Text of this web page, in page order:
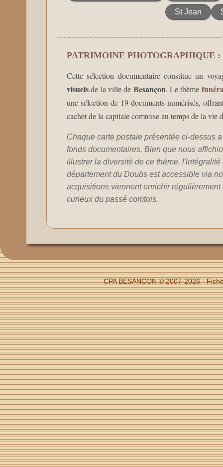
St Jean
PATRIMOINE PHOTOGRAPHIQUE
Cette sélection documentaire constitue un
visuelsde la ville de Besançon. Le thème
une sélection de 19 documents numérisés,
cachet de la capitale comtoise au temps de la vie
Chaque carte postale présentée ci-dessus
fonds documentaires. Bien que nous
illustrer la diversité de ce thème,
département du Doubs est accessible via
acquisitions viennent enrichir
curieux du passé comtois.
CPA BESANCON © 2007-2026 -